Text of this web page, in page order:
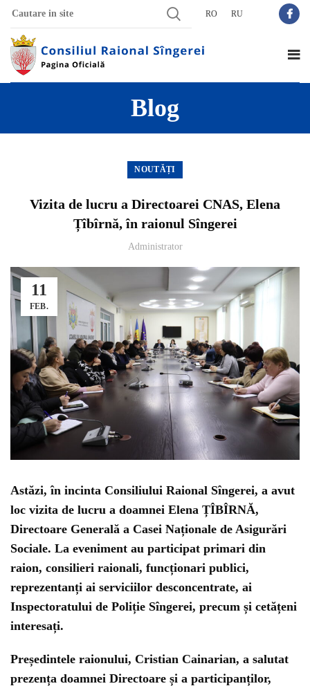
RO RU
Blog
NOUTĂȚI
Vizita de lucru a Directoarei CNAS, Elena
Țîbîrnă, în raionul Sîngerei
Administrator
11
FEB.
Astăzi, în incinta Consiliului Raional Sîngerei, a avut
loc vizita de lucru a doamnei Elena ȚÎBÎRNĂ,
Directoare Generală a Casei Naționale de Asigurări
Sociale. La eveniment au participat primari din
raion, consilieri raionali, funcționari publici,
reprezentanți ai serviciilor desconcentrate, ai
Inspectoratului de Poliție Sîngerei, precum și cetățeni
interesați.
Președintele raionului, Cristian Cainarian, a salutat
prezența doamnei Directoare și a participanților,